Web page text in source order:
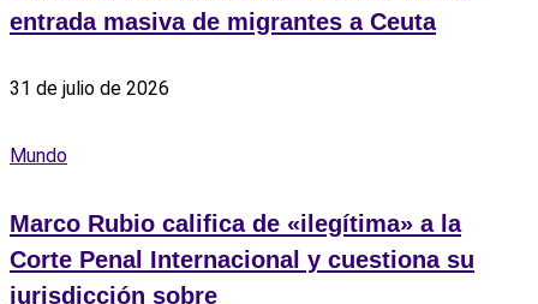
entrada masiva de migrantes a Ceuta
31 de julio de 2026
Mundo
Marco Rubio califica de «ilegítima» a la
Corte Penal Internacional y cuestiona su
jurisdicción sobre